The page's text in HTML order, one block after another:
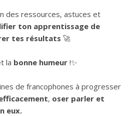
des ressources, astuces et
ton apprentissage de
tes résultats 🚀
la bonne humeur !✨
de francophones à progresser
, oser parler et
eux.